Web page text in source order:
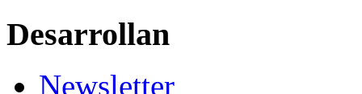
Desarrollan
Newsletter